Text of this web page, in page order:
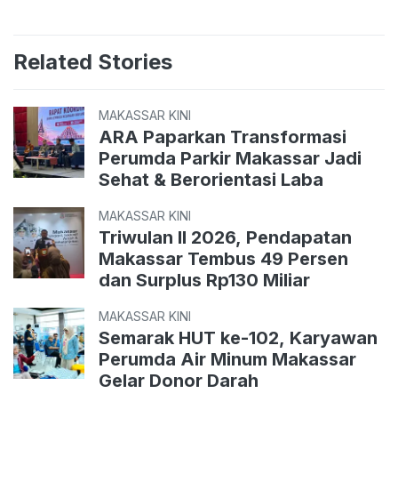
Related Stories
MAKASSAR KINI
ARA Paparkan Transformasi
Perumda Parkir Makassar Jadi
Sehat & Berorientasi Laba
MAKASSAR KINI
Triwulan II 2026, Pendapatan
Makassar Tembus 49 Persen
dan Surplus Rp130 Miliar
MAKASSAR KINI
Semarak HUT ke-102, Karyawan
Perumda Air Minum Makassar
Gelar Donor Darah